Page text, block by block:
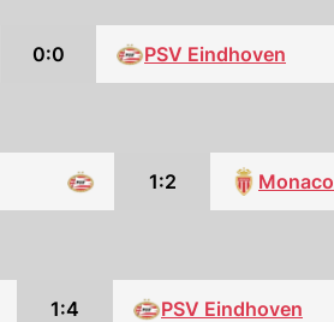
0:0 PSV Eindhoven
1:2 Monaco
1:4 PSV Eindhoven